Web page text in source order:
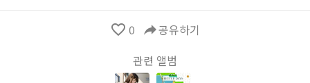
favorite_border 0 reply공유하기
관련 앨범